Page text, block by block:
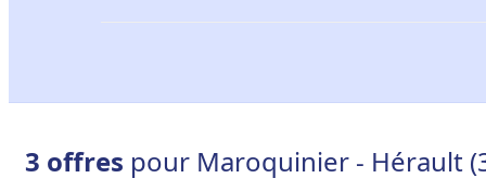
3 offres pour Maroquinier - Hérault